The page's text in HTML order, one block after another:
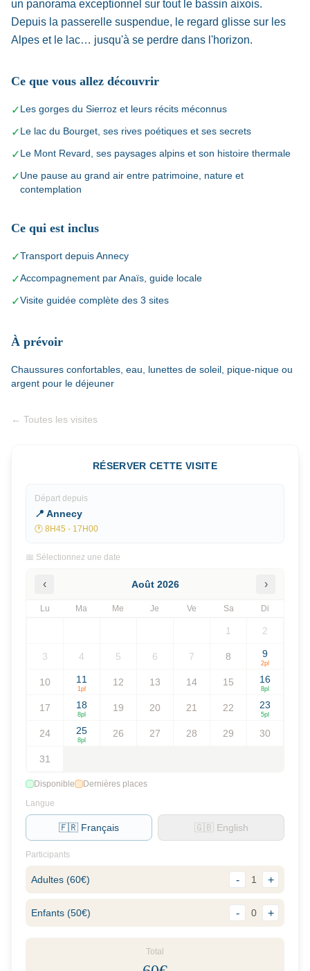
un panorama exceptionnel sur tout le bassin aixois.
Depuis la passerelle suspendue, le regard glisse sur les
Alpes et le lac… jusqu'à se perdre dans l'horizon.
Ce que vous allez découvrir
✓Les gorges du Sierroz et leurs récits méconnus
✓Le lac du Bourget, ses rives poétiques et ses secrets
✓Le Mont Revard, ses paysages alpins et son histoire thermale
✓Une pause au grand air entre patrimoine, nature et
contemplation
Ce qui est inclus
✓Transport depuis Annecy
✓Accompagnement par Anaïs, guide locale
✓Visite guidée complète des 3 sites
À prévoir
Chaussures confortables, eau, lunettes de soleil, pique-nique ou
argent pour le déjeuner
← Toutes les visites
RÉSERVER CETTE VISITE
Départ depuis
📍 Annecy
🕐 8H45 - 17H00
📅 Sélectionnez une date
‹ Août 2026 ›
Lu Ma Me Je Ve Sa Di
1 2
3 4 5 6 7 8 9
2pl
10 11
1 pl
12 13 14 15 16
8pl
17 18
8pl
19 20 21 22 23
5pl
24 25
8pl
26 27 28 29 30
31
Disponible
Dernières places
Langue
🇫🇷 Français 🇬🇧 English
Participants
Adultes (60€) - 1 +
Enfants (50€) - 0 +
Total